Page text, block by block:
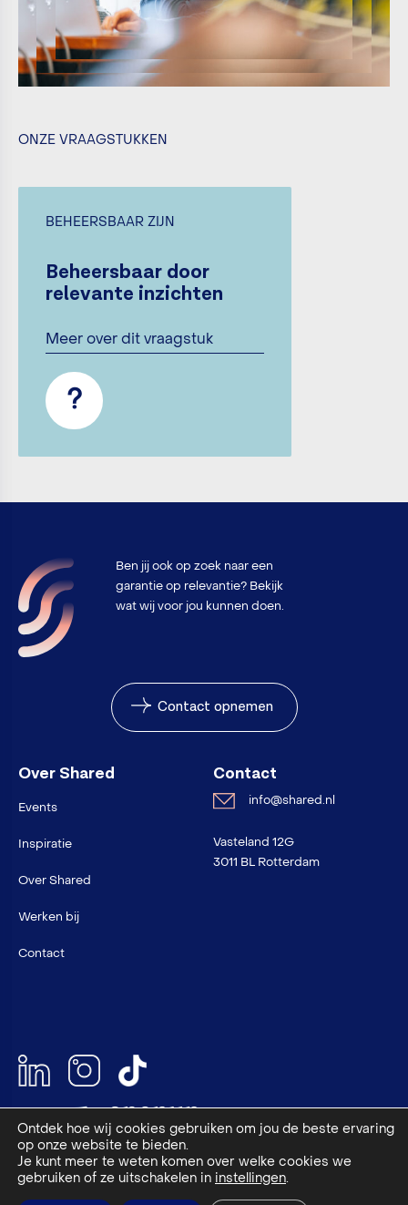
ONZE VRAAGSTUKKEN
BEHEERSBAAR ZIJN
Beheersbaar door
relevante inzichten
Meer over dit vraagstuk
Ben jij ook op zoek naar een
garantie op relevantie? Bekijk
wat wij voor jou kunnen doen.
Contact opnemen
Over Shared
Events
Inspiratie
Over Shared
Werken bij
Contact
Contact
info@shared.nl
Vasteland 12G
3011 BL Rotterdam
NEN 4400-1 en VCU gecertificeerd
Ontdek hoe wij cookies gebruiken om jou de beste ervaring
op onze website te bieden.
Je kunt meer te weten komen over welke cookies we
gebruiken of ze uitschakelen in instellingen.